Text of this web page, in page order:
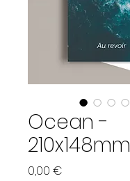
Ocean -
210x148mm
0,00 €